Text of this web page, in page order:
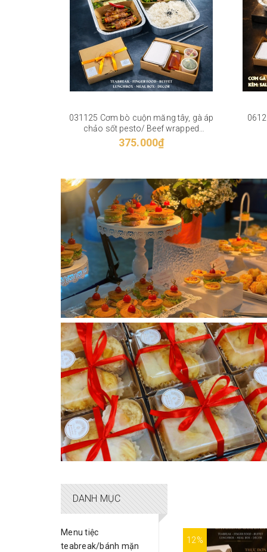
031125 Cơm bò cuộn măng tây, gà áp
chảo sốt pesto/ Beef wrapped
asparagus, chicken with pesto sauce
375.000₫
DANH MỤC
Menu tiệc
teabreak/bánh mặn
12%